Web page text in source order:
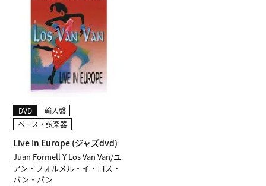
Juan Formell Y Los Van Van/ユ
アン・フォルメル・イ・ロス・
バン・バン
Live In Europe (ジャズdvd)
DVD
輸入盤
ベース・弦楽器